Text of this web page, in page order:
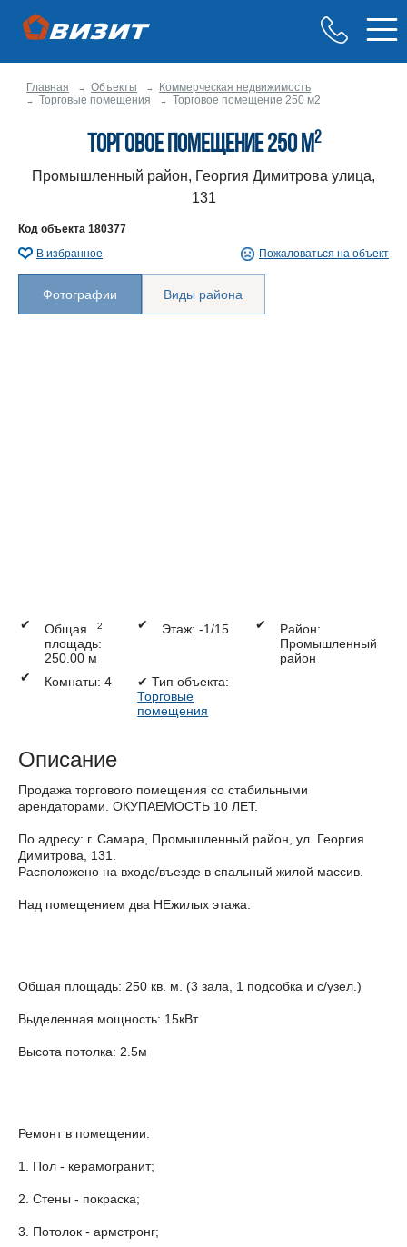
Главная Объекты
Коммерческая недвижимость
Торговые помещения
Торговое помещение 250 м2
Торговое помещение 250 м2
Промышленный район, Георгия Димитрова улица,
131
Код объекта 180377
В избранное
Пожаловаться на объект
Фотографии Виды района
✔
Общая
площадь:
250.00 м
2 ✔ Этаж: -1/15 ✔
Район:
Промышленный
район
✔
Комнаты: 4 ✔ Тип объекта:
Торговые
помещения
Описание
Продажа торгового помещения со стабильными
арендаторами. ОКУПАЕМОСТЬ 10 ЛЕТ.
По адресу: г. Самара, Промышленный район, ул. Георгия
Димитрова, 131.
Расположено на входе/въезде в спальный жилой массив.
Над помещением два НЕжилых этажа.
Общая площадь: 250 кв. м. (3 зала, 1 подсобка и с/узел.)
Выделенная мощность: 15кВт
Высота потолка: 2.5м
Ремонт в помещении:
1. Пол - керамогранит;
2. Стены - покраска;
3. Потолок - армстронг;